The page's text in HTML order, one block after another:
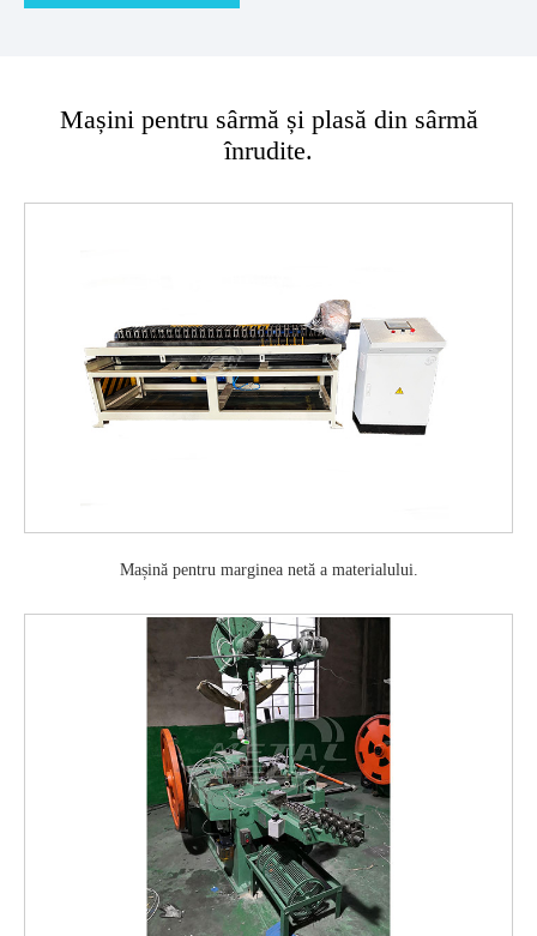
Mașini pentru sârmă și plasă din sârmă
înrudite.
Mașină pentru marginea netă a materialului.